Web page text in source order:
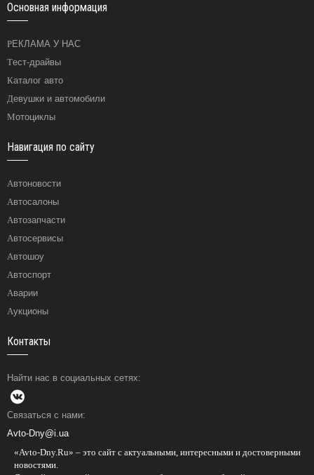
Основная информация
РЕКЛАМА У НАС
Тест-драйвы
Каталог авто
Девушки и автомобили
Мотоциклы
Навигация по сайту
Автоновости
Автосалоны
Автозапчасти
Автосервисы
Автошоу
Автоспорт
Аварии
Аукционы
Контакты
Найти нас в социальных сетях:
Связаться с нами:
Avto-Dny@i.ua
«Avto-Dny.Ru» – это сайт с актуальными, интересными и достоверными
новостями.